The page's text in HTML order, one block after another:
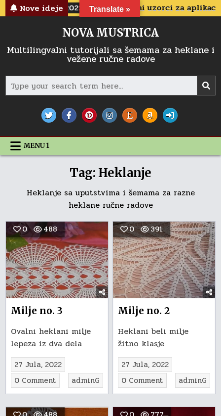
Skip
to
Nove ideje
2022-04-25 Cvetni uzorci za aplikacije
NOVA MUSTRICA
Multilingvalni tutorijali sa šemama za heklane i
vežene ručne radove
Search
for:
MENU 1
Tag: Heklanje
Heklanje sa uputstvima i šemama za razne
heklane ručne radove
0 488
Milje no. 3
Ovalni heklani milje
lepeza iz dva dela
27 Jula, 2022
0 Comment
Milje
no.
adminG
0 391
Milje no. 2
Heklani beli milje
žitno klasje
27 Jula, 2022
0 Comment
Milje
no.
adminG
Translate »